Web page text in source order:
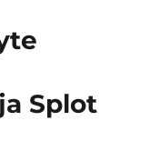
Splot